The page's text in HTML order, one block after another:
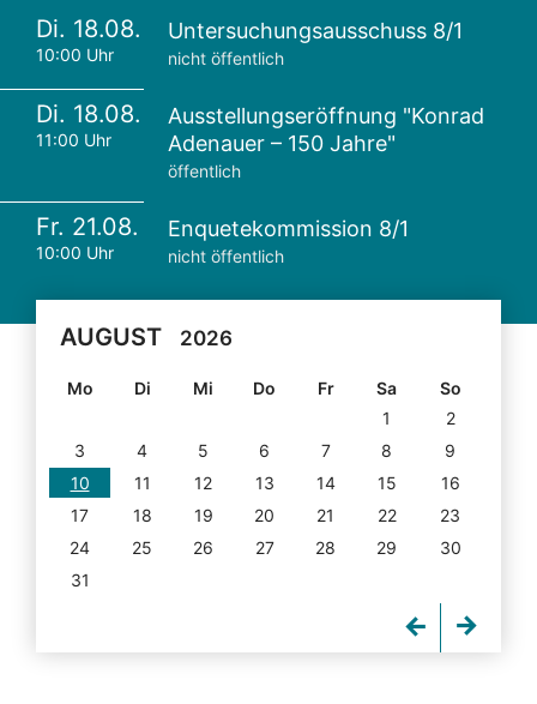
Di. 18.08.
10:00 Uhr
Untersuchungsausschuss 8/1
nicht öffentlich
Di. 18.08.
11:00 Uhr
Ausstellungseröffnung "Konrad
Adenauer – 150 Jahre"
öffentlich
Fr. 21.08.
10:00 Uhr
Enquetekommission 8/1
nicht öffentlich
AUGUST 2026
Mo Di Mi Do Fr Sa
So
1
2
3
4 5 6 7 8
9
10
11 12 13 14 15
16
17
18 19 20 21 22
23
24
25 26 27 28 29
30
31